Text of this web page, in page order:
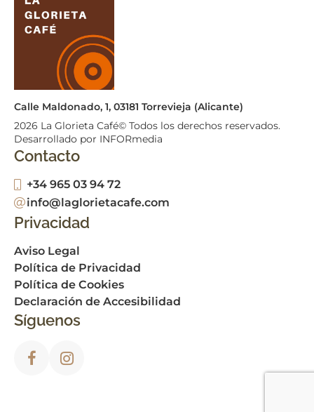
Calle Maldonado, 1, 03181 Torrevieja (Alicante)
2026 La Glorieta Café© Todos los derechos reservados.
Desarrollado por INFORmedia
Contacto
+34 965 03 94 72
info@laglorietacafe.com
Privacidad
Aviso Legal
Política de Privacidad
Política de Cookies
Declaración de Accesibilidad
Síguenos